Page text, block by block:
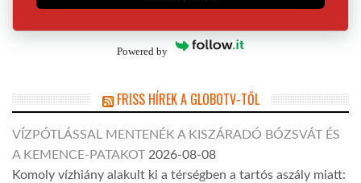
Powered by
FRISS HÍREK A GLOBOTV-TŐL
VÍZPÓTLÁSSAL MENTENÉK A KISZÁRADÓ BÓZSVÁT ÉS
A KEMENCE-PATAKOT 2026-08-08
Komoly vízhiány alakult ki a térségben a tartós aszály miatt: